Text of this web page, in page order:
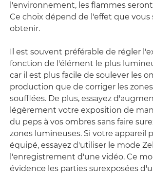
l'environnement, les flammes
Ce choix dépend de l'effet que vous
obtenir.
Il est souvent préférable de régler
fonction de l'élément le plus
car il est plus facile de soulever les
production que de corriger les
soufflées. De plus, essayez
légèrement votre exposition de
du peps à vos ombres sans faire
zones lumineuses. Si votre appareil
équipé, essayez d'utiliser le mode
l'enregistrement d'une vidéo. Ce
évidence les parties surexposées